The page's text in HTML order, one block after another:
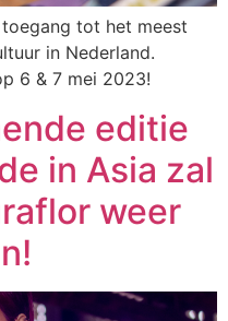
tot het meest
in Nederland.
6 & 7 mei 2023!
editie
in Asia zal
weer